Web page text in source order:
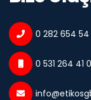
0 282 654 54
0 531 264 41